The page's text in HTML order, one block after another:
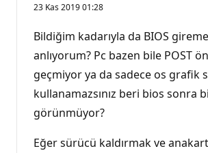
23 Kas 2019 01:28
Bildiğim kadarıyla da BIOS
anlıyorum? Pc bazen bile POST
geçmiyor ya da sadece os grafik
kullanamazsınız beri bios sonra
görünmüyor?
Eğer sürücü kaldırmak ve